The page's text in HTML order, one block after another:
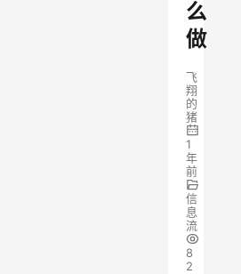
么
做
飞
翔
的
猪
1
年
前
信
息
流
8
2